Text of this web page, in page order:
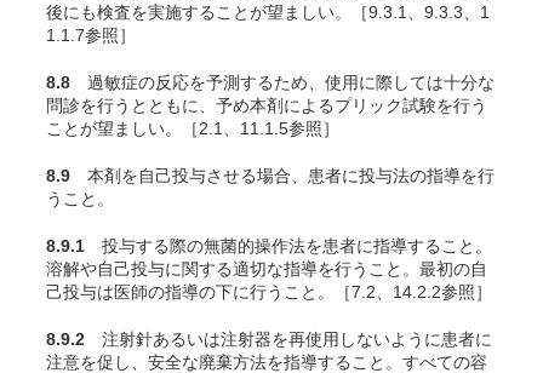
後にも検査を実施することが望ましい。［9.3.1、9.3.3、1
1.1.7参照］
8.8 過敏症の反応を予測するため、使用に際しては十分な
問診を行うとともに、予め本剤によるプリック試験を行う
ことが望ましい。［2.1、11.1.5参照］
8.9 本剤を自己投与させる場合、患者に投与法の指導を行
うこと。
8.9.1 投与する際の無菌的操作法を患者に指導すること。
溶解や自己投与に関する適切な指導を行うこと。最初の自
己投与は医師の指導の下に行うこと。［7.2、14.2.2参照］
8.9.2 注射針あるいは注射器を再使用しないように患者に
注意を促し、安全な廃棄方法を指導すること。すべての容